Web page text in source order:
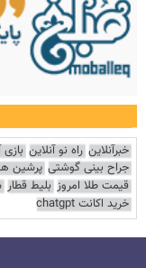
خبرآنلاین راه نو آنلاین بازی
جراح بینی گوشتی پرشین
قیمت طلا امروز بلیط قطار
خرید اکانت chatgpt